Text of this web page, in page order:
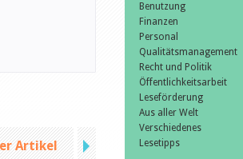
Artikel
Benutzung
Finanzen
Personal
Qualitätsmanagement
Recht und Politik
Öffentlichkeitsarbeit
Leseförderung
Aus aller Welt
Verschiedenes
Lesetipps